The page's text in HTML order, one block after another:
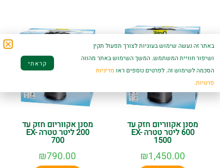
מסנן אקווריום חזק עד
600 ליטר טטרה EX-
1500
₪1,450.00
מסנן אקווריום חזק עד
200 ליטר טטרה EX-
700
₪790.00
באתר זה נעשה שימוש בעוגיות לצורך תפעול תקין
ושיפור חוויית המשתמש. המשך השימוש באתר מהווה
הסכמה לשימוש זה. לפרטים נוספים ראו מדיניות
פרטיות.
קראתי